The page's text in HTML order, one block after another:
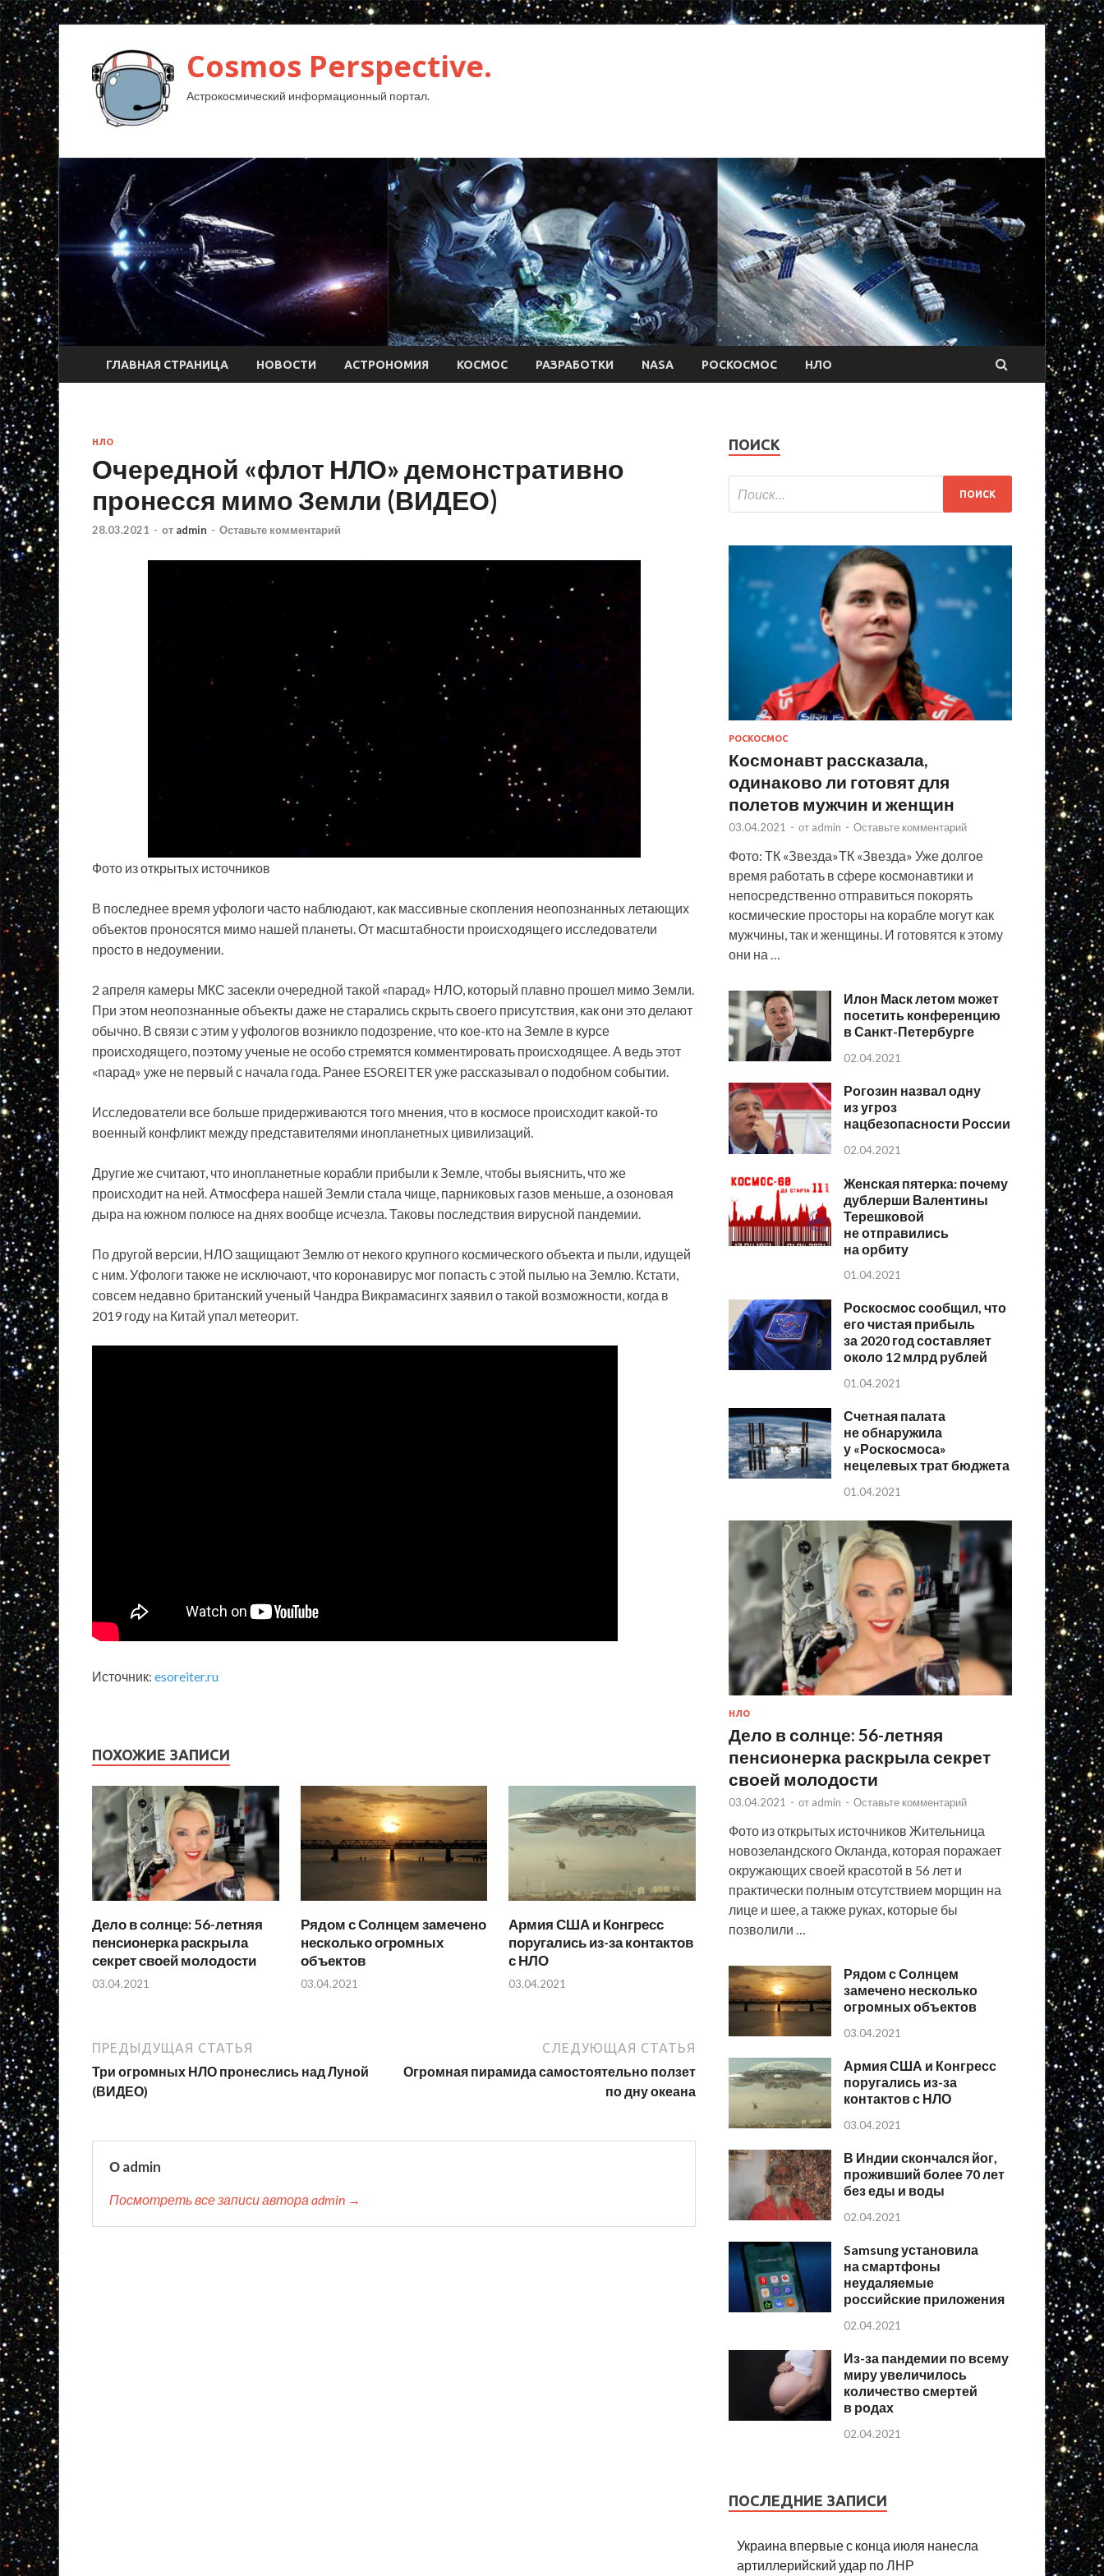
Cosmos Perspective.
Астрокосмический информационный портал.
ГЛАВНАЯ СТРАНИЦА НОВОСТИ АСТРОНОМИЯ КОСМОС РАЗРАБОТКИ NASA РОСКОСМОС НЛО
НЛО
Очередной «флот НЛО» демонстративно
пронесся мимо Земли (ВИДЕО)
28.03.2021 - от admin - Оставьте комментарий
Фото из открытых источников
В последнее время уфологи часто наблюдают, как массивные скопления неопознанных летающих
объектов проносятся мимо нашей планеты. От масштабности происходящего исследователи
просто в недоумении.
2 апреля камеры МКС засекли очередной такой «парад» НЛО, который плавно прошел мимо Земли.
При этом неопознанные объекты даже не старались скрыть своего присутствия, как они это делают
обычно. В связи с этим у уфологов возникло подозрение, что кое-кто на Земле в курсе
происходящего, поэтому ученые не особо стремятся комментировать происходящее. А ведь этот
«парад» уже не первый с начала года. Ранее ESOREITER уже рассказывал о подобном событии.
Исследователи все больше придерживаются того мнения, что в космосе происходит какой-то
военный конфликт между представителями инопланетных цивилизаций.
Другие же считают, что инопланетные корабли прибыли к Земле, чтобы выяснить, что же
происходит на ней. Атмосфера нашей Земли стала чище, парниковых газов меньше, а озоновая
дыра на южном полюсе на днях вообще исчезла. Таковы последствия вирусной пандемии.
По другой версии, НЛО защищают Землю от некого крупного космического объекта и пыли, идущей
с ним. Уфологи также не исключают, что коронавирус мог попасть с этой пылью на Землю. Кстати,
совсем недавно британский ученый Чандра Викрамасингх заявил о такой возможности, когда в
2019 году на Китай упал метеорит.
Источник: esoreiter.ru
ПОХОЖИЕ ЗАПИСИ
Дело в солнце: 56-летняя
пенсионерка раскрыла
секрет своей молодости
03.04.2021
Рядом с Солнцем замечено
несколько огромных
объектов
03.04.2021
Армия США и Конгресс
поругались из-за контактов
с НЛО
03.04.2021
ПРЕДЫДУЩАЯ СТАТЬЯ
Три огромных НЛО пронеслись над Луной
(ВИДЕО)
СЛЕДУЮЩАЯ СТАТЬЯ
Огромная пирамида самостоятельно ползет
по дну океана
О admin
Посмотреть все записи автора admin →
ПОИСК
РОСКОСМОС
Космонавт рассказала,
одинаково ли готовят для
полетов мужчин и женщин
03.04.2021 - от admin - Оставьте комментарий
Фото: ТК «Звезда»ТК «Звезда» Уже долгое
время работать в сфере космонавтики и
непосредственно отправиться покорять
космические просторы на корабле могут как
мужчины, так и женщины. И готовятся к этому
они на …
Илон Маск летом может
посетить конференцию
в Санкт-Петербурге
02.04.2021
Рогозин назвал одну
из угроз
нацбезопасности России
02.04.2021
Женская пятерка: почему
дублерши Валентины
Терешковой
не отправились
на орбиту
01.04.2021
Роскосмос сообщил, что
его чистая прибыль
за 2020 год составляет
около 12 млрд рублей
01.04.2021
Счетная палата
не обнаружила
у «Роскосмоса»
нецелевых трат бюджета
01.04.2021
НЛО
Дело в солнце: 56-летняя
пенсионерка раскрыла секрет
своей молодости
03.04.2021 - от admin - Оставьте комментарий
Фото из открытых источников Жительница
новозеландского Окланда, которая поражает
окружающих своей красотой в 56 лет и
практически полным отсутствием морщин на
лице и шее, а также руках, которые бы
позволили …
Рядом с Солнцем
замечено несколько
огромных объектов
03.04.2021
Армия США и Конгресс
поругались из-за
контактов с НЛО
03.04.2021
В Индии скончался йог,
проживший более 70 лет
без еды и воды
02.04.2021
Samsung установила
на смартфоны
неудаляемые
российские приложения
02.04.2021
Из-за пандемии по всему
миру увеличилось
количество смертей
в родах
02.04.2021
ПОСЛЕДНИЕ ЗАПИСИ
Украина впервые с конца июля нанесла
артиллерийский удар по ЛНР